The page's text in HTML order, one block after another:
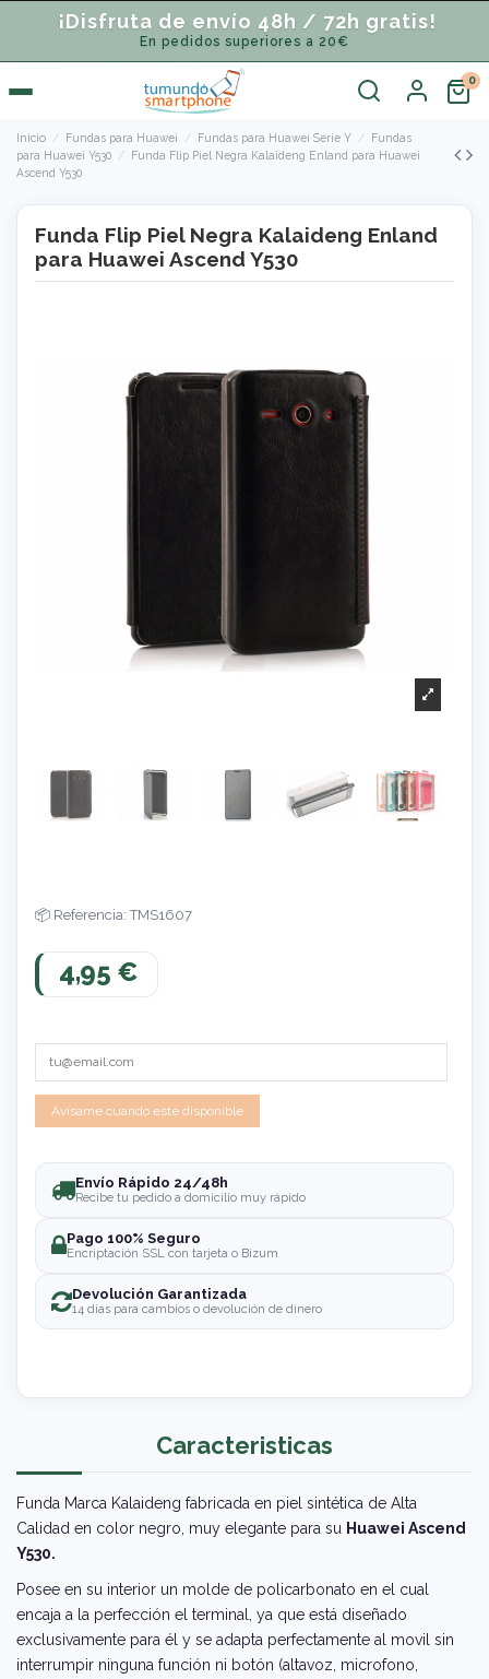
¡Disfruta de envío 48h / 72h gratis!
En pedidos superiores a 20€
Inicio Fundas para Huawei Fundas para Huawei Serie Y
Fundas
para Huawei Y530
Funda Flip Piel Negra Kalaideng Enland para Huawei
Ascend Y530
Funda Flip Piel Negra Kalaideng Enland
para Huawei Ascend Y530
Referencia: TMS1607
4,95 €
Envío Rápido 24/48h
Recibe tu pedido a domicilio muy rápido
Pago 100% Seguro
Encriptación SSL con tarjeta o Bizum
Devolución Garantizada
14 días para cambios o devolución de dinero
Caracteristicas
Funda Marca Kalaideng fabricada en piel sintética de Alta
Calidad en color negro, muy elegante para su Huawei Ascend
Y530.
Posee en su interior un molde de policarbonato en el cual
encaja a la perfección el terminal, ya que está diseñado
exclusivamente para él y se adapta perfectamente al movil sin
interrumpir ninguna función ni botón (altavoz, microfono,